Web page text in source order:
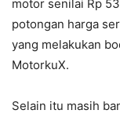
motor senilai Rp
potongan harga
yang melakukan
MotorkuX.
Selain itu masih